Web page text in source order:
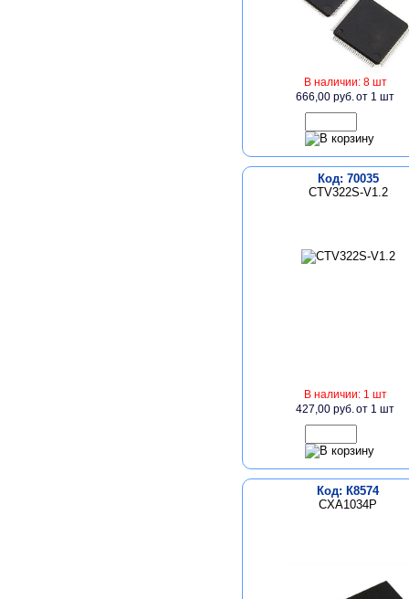
В наличии: 8 шт
666,00 руб.от 1 шт
Код: 70035
CTV322S-V1.2
В наличии: 1 шт
427,00 руб.от 1 шт
Код: К8574
CXA1034P